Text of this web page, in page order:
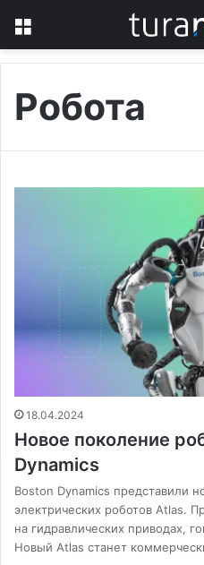
Робота
18.04.2024
Новое поколение
Dynamics
Boston Dynamics представили
электрических роботов Atlas.
на гидравлических приводах,
Новый Atlas станет